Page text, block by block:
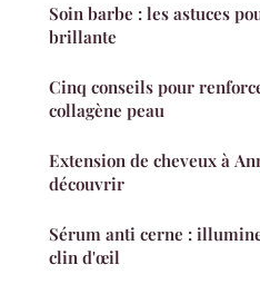
Soin barbe : les astuces
brillante
Cinq conseils pour
collagène peau
Extension de cheveux à
découvrir
Sérum anti cerne :
clin d'œil